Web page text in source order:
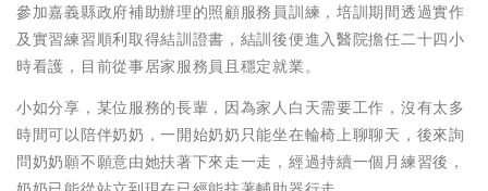
參加嘉義縣政府補助辦理的照顧服務員訓練，培訓期間透過實作
及實習練習順利取得結訓證書，結訓後便進入醫院擔任二十四小
時看護，目前從事居家服務員且穩定就業。
小如分享，某位服務的長輩，因為家人白天需要工作，沒有太多
時間可以陪伴奶奶，一開始奶奶只能坐在輪椅上聊聊天，後來詢
問奶奶願不願意由她扶著下來走一走，經過持續一個月練習後，